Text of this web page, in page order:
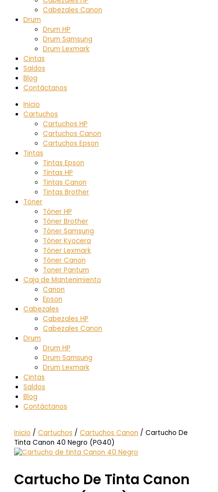
Cabezales Canon
Drum
Drum HP
Drum Samsung
Drum Lexmark
Cintas
Saldos
Blog
Contáctanos
Inicio
Cartuchos
Cartuchos HP
Cartuchos Canon
Cartuchos Epson
Tintas
Tintas Epson
Tintas HP
Tintas Canon
Tintas Brother
Tóner
Tóner HP
Tóner Brother
Tóner Samsung
Tóner Kyocera
Tóner Lexmark
Tóner Canon
Toner Pantum
Caja de Mantenimiento
Canon
Epson
Cabezales
Cabezales HP
Cabezales Canon
Drum
Drum HP
Drum Samsung
Drum Lexmark
Cintas
Saldos
Blog
Contáctanos
Inicio /Cartuchos /Cartuchos Canon / Cartucho De
Tinta Canon 40 Negro (PG40)
Cartucho De Tinta Canon